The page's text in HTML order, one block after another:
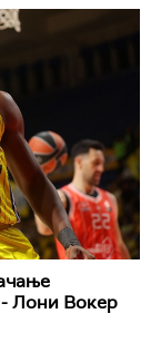
Лони Вокер